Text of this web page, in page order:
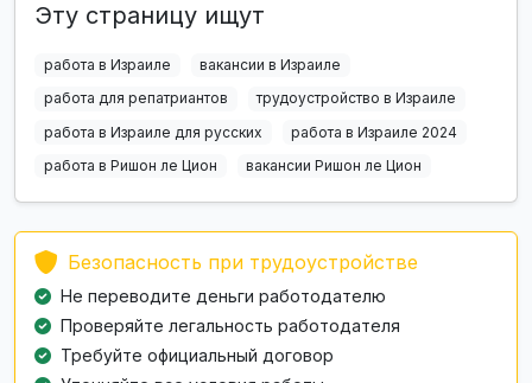
Эту страницу ищут
работа в Израиле
вакансии в Израиле
работа для репатриантов
трудоустройство в Израиле
работа в Израиле для русских
работа в Израиле 2024
работа в Ришон ле Цион
вакансии Ришон ле Цион
Безопасность при трудоустройстве
Не переводите деньги работодателю
Проверяйте легальность работодателя
Требуйте официальный договор